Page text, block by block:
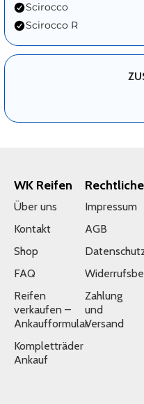
Scirocco
Scirocco R
WK Reifen
Über uns
Kontakt
Shop
FAQ
Reifen
verkaufen –
Ankaufformular
Kompletträder
Ankauf
Impressum
AGB
Zahlung
und
Versand